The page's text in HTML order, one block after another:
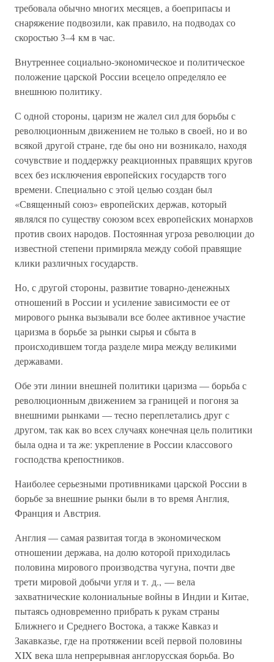
требовала обычно многих месяцев, а боеприпасы и
снаряжение подвозили, как правило, на подводах со
скоростью 3–4 км в час.
Внутреннее социально-экономическое и политическое
положение царской России всецело определяло ее
внешнюю политику.
С одной стороны, царизм не жалел сил для борьбы с
революционным движением не только в своей, но и во
всякой другой стране, где бы оно ни возникало, находя
сочувствие и поддержку реакционных правящих кругов
всех без исключения европейских государств того
времени. Специально с этой целью создан был
«Священный союз» европейских держав, который
являлся по существу союзом всех европейских монархов
против своих народов. Постоянная угроза революции до
известной степени примиряла между собой правящие
клики различных государств.
Но, с другой стороны, развитие товарно-денежных
отношений в России и усиление зависимости ее от
мирового рынка вызывали все более активное участие
царизма в борьбе за рынки сырья и сбыта в
происходившем тогда разделе мира между великими
державами.
Обе эти линии внешней политики царизма — борьба с
революционным движением за границей и погоня за
внешними рынками — тесно переплетались друг с
другом, так как во всех случаях конечная цель политики
была одна и та же: укрепление в России классового
господства крепостников.
Наиболее серьезными противниками царской России в
борьбе за внешние рынки были в то время Англия,
Франция и Австрия.
Англия — самая развитая тогда в экономическом
отношении держава, на долю которой приходилась
половина мирового производства чугуна, почти две
трети мировой добычи угля и т. д., — вела
захватнические колониальные войны в Индии и Китае,
пытаясь одновременно прибрать к рукам страны
Ближнего и Среднего Востока, а также Кавказ и
Закавказье, где на протяжении всей первой половины
XIX века шла непрерывная англорусская борьба. Во